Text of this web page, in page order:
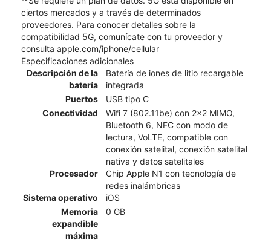
ciertos mercados y a través de determinados
proveedores. Para conocer detalles sobre la
compatibilidad 5G, comunícate con tu proveedor y
consulta apple.com/iphone/cellular
Especificaciones adicionales
Descripción de la
batería
Batería de iones de litio recargable
integrada
Puertos
USB tipo C
Conectividad
Wifi 7 (802.11be) con 2x2 MIMO,
Bluetooth 6, NFC con modo de
lectura, VoLTE, compatible con
conexión satelital, conexión satelital
nativa y datos satelitales
Procesador
Chip Apple N1 con tecnología de
redes inalámbricas
Sistema operativo
iOS
Memoria
expandible
máxima
0 GB